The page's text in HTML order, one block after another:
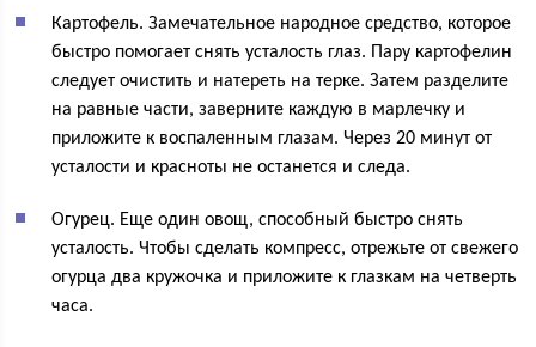
Картофель. Замечательное народное средство, которое
быстро помогает снять усталость глаз. Пару картофелин
следует очистить и натереть на терке. Затем разделите
на равные части, заверните каждую в марлечку и
приложите к воспаленным глазам. Через 20 минут от
усталости и красноты не останется и следа.
Огурец. Еще один овощ, способный быстро снять
усталость. Чтобы сделать компресс, отрежьте от свежего
огурца два кружочка и приложите к глазкам на четверть
часа.